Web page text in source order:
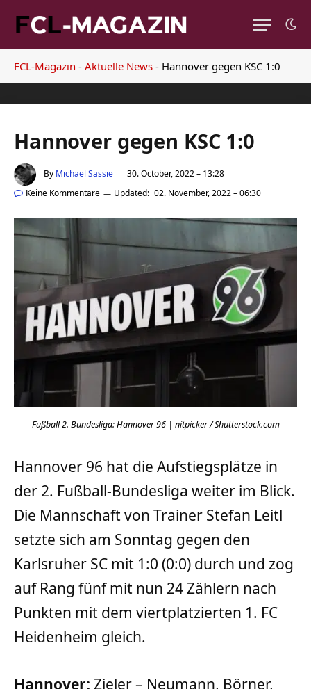
FCL-Magazin - Aktuelle News - Hannover gegen KSC 1:0
Hannover gegen KSC 1:0
By Michael Sassie
30. October, 2022 – 13:28
Keine Kommentare
Updated: 02. November, 2022 – 06:30
Fußball 2. Bundesliga: Hannover 96 | nitpicker / Shutterstock.com
Hannover 96 hat die Aufstiegsplätze in
der 2. Fußball-Bundesliga weiter im Blick.
Die Mannschaft von Trainer Stefan Leitl
setzte sich am Sonntag gegen den
Karlsruher SC mit 1:0 (0:0) durch und zog
auf Rang fünf mit nun 24 Zählern nach
Punkten mit dem viertplatzierten 1. FC
Heidenheim gleich.
Hannover: Zieler – Neumann, Börner,